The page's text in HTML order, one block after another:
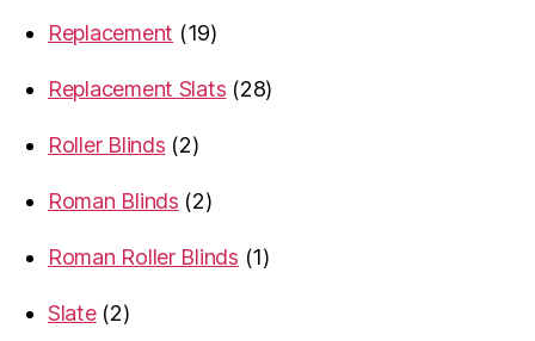
Replacement
1919
Replacement Slats
2828
Roller Blinds
22
Roman Blinds
22
Roman Roller Blinds
11
Slate 22